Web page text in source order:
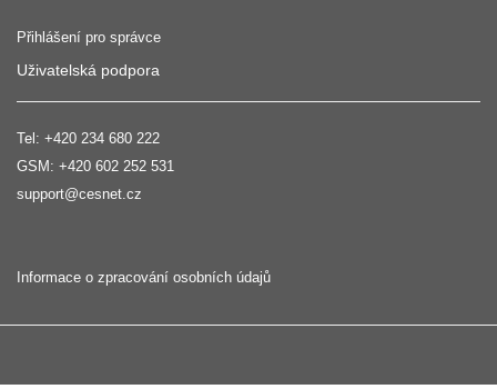
Přihlášení pro správce
Uživatelská podpora
Tel: +420 234 680 222
GSM: +420 602 252 531
support@cesnet.cz
Informace o zpracování osobních údajů